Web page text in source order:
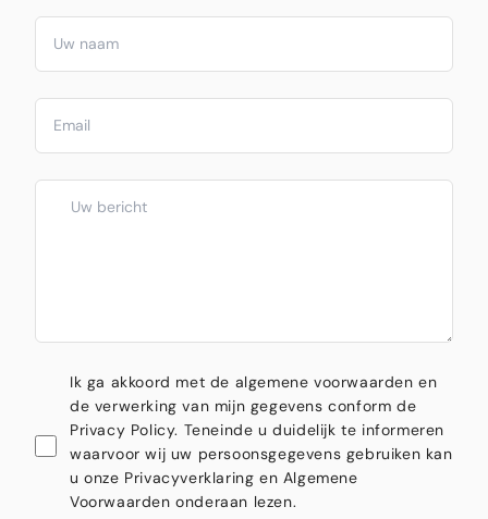
Ik ga akkoord met de algemene voorwaarden en
de verwerking van mijn gegevens conform de
Privacy Policy. Teneinde u duidelijk te informeren
waarvoor wij uw persoonsgegevens gebruiken kan
u onze Privacyverklaring en Algemene
Voorwaarden onderaan lezen.